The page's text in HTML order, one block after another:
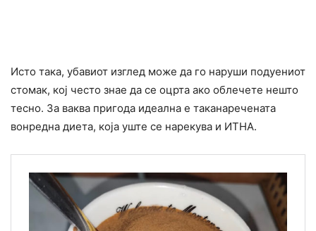
Исто така, убавиот изглед може да го наруши подуениот
стомак, кој често знае да се оцрта ако облечете нешто
тесно. За ваква пригода идеална е таканаречената
вонредна диета, која уште се нарекува и ИТНА.